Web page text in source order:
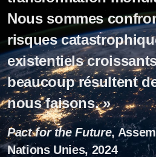
Nous sommes
risques
existentiels
beaucoup résultent
nous faisons. »
Pact for the Future,
Nations Unies, 2024